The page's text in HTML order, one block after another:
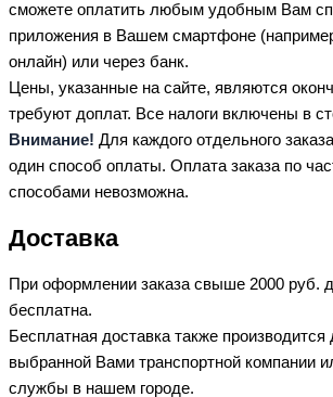
сможете оплатить любым удобным Вам
приложения в Вашем смартфоне
онлайн) или через банк.
Цены, указанные на сайте, являются
требуют доплат. Все налоги включены в
Внимание! Для каждого отдельного
один способ оплаты. Оплата заказа по
способами невозможна.
Доставка
При оформлении заказа свыше 2000 руб.
бесплатна.
Бесплатная доставка также
выбранной Вами транспортной компании
службы в нашем городе.